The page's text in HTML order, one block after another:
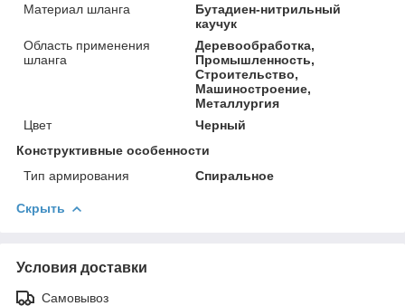
Материал шланга
Бутадиен-нитрильный
каучук
Область применения
шланга
Деревообработка,
Промышленность,
Строительство,
Машиностроение,
Металлургия
Цвет
Черный
Конструктивные особенности
Тип армирования
Спиральное
Скрыть
Условия доставки
Самовывоз